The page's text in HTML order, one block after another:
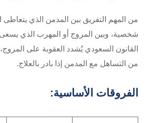
من المهم التفريق بين المدمن الذي
شخصية، وبين المروج أو المهرب الذي يسعى
القانون السعودي يُشدد العقوبة على المروج،
من التساهل مع المدمن إذا بادر بالعلاج.
الفروقات الأساسية: